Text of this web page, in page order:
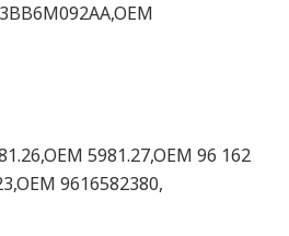
5981.27,OEM 96 162
9616582380,